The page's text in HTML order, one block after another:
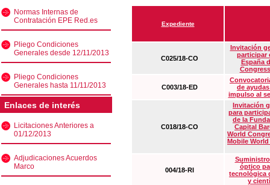
Normas Internas de
Contratación EPE Red.es
Pliego Condiciones
Generales desde 12/11/2013
Pliego Condiciones
Generales hasta 11/11/2013
Enlaces de interés
Licitaciones Anteriores a
01/12/2013
Adjudicaciones Acuerdos
Marco
Expediente
C025/18-CO
Invitación
participar
España
C003/18-ED
de
impulso al
C018/18-CO
Invitación
para
de la
Capital
World
Mobile
004/18-RI
óptico
tecnológica
y